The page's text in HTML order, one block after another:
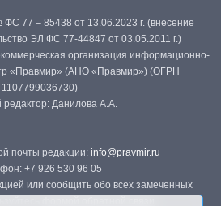
77 – 85438 от 13.06.2023 г. (внесение
ЭЛ ФС 77-44847 от 03.05.2011 г.)
организация информационно-
«Правмир» (АНО «Правмир») (ОГРН
1107799036730)
редактор: Данилова А.А.
почты редакции: info@pravmir.ru
+7 926 530 96 05
или сообщить обо всех замеченных